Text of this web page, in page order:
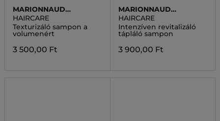
MARIONNAUD
PREMIUM HAIR CARE
HAIRCARE
Texturizáló sampon a
volumenért
3 500,00 Ft
MARIONNAUD
PREMIUM HAIR CARE
HAIRCARE
Intenzíven revitalizáló
tápláló sampon
3 900,00 Ft